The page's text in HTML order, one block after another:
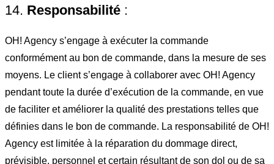
14. Responsabilité :
OH! Agency s’engage à exécuter la commande
conformément au bon de commande, dans la mesure de ses
moyens. Le client s’engage à collaborer avec OH! Agency
pendant toute la durée d’exécution de la commande, en vue
de faciliter et améliorer la qualité des prestations telles que
définies dans le bon de commande. La responsabilité de OH!
Agency est limitée à la réparation du dommage direct,
prévisible, personnel et certain résultant de son dol ou de sa